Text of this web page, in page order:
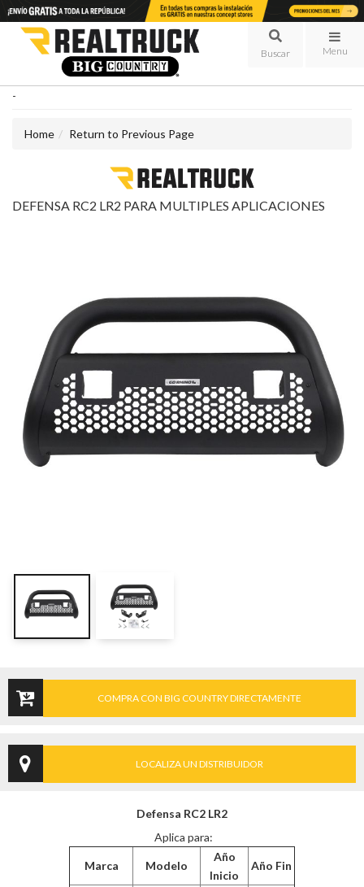
Menu
-
Home Return to Previous Page
DEFENSA RC2 LR2 PARA MULTIPLES APLICACIONES
COMPRA CON BIG COUNTRY DIRECTAMENTE
LOCALIZA UN DISTRIBUIDOR
Defensa RC2 LR2
Aplica para:
Marca Modelo
Año
Inicio
Año Fin